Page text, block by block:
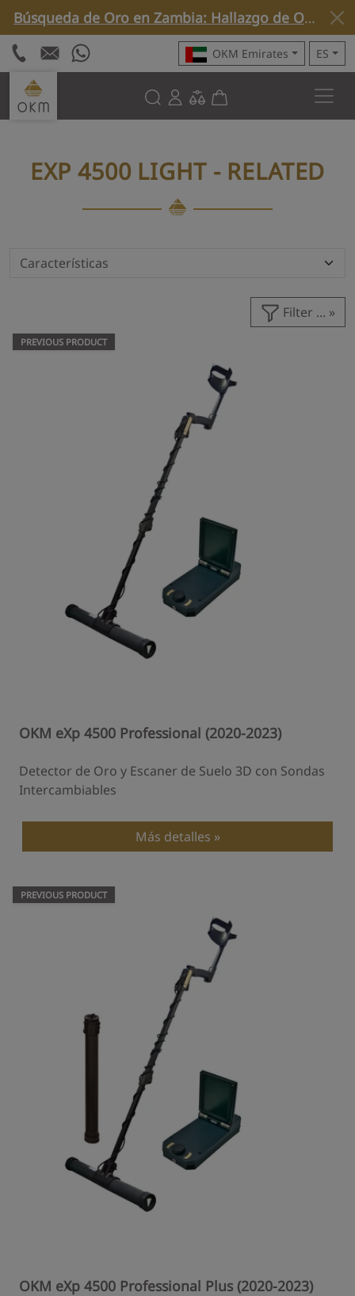
Búsqueda de Oro en Zambia: Hallazgo de Oro Nativo con Rover C4 »
OKM Emirates ES
EXP 4500 LIGHT - RELATED
Filter ...
PREVIOUS PRODUCT
OKM eXp 4500 Professional (2020-2023)
Detector de Oro y Escaner de Suelo 3D con Sondas
Intercambiables
Más detalles
PREVIOUS PRODUCT
OKM eXp 4500 Professional Plus (2020-2023)